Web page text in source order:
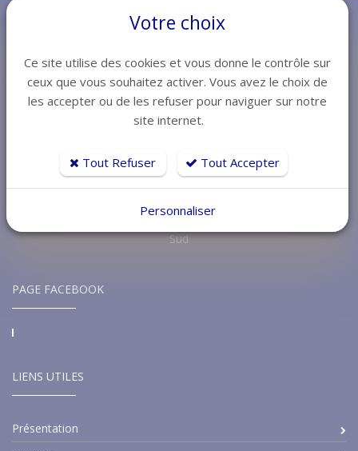
Groupement des hôtelleries et Restaurations de France Région
Sud
PAGE FACEBOOK
LIENS UTILES
Présentation
Votre choix
Ce site utilise des cookies et vous donne le contrôle sur
ceux que vous souhaitez activer. Vous avez le choix de
les accepter ou de les refuser pour naviguer sur notre
site internet.
Tout Refuser Tout Accepter
Personnaliser